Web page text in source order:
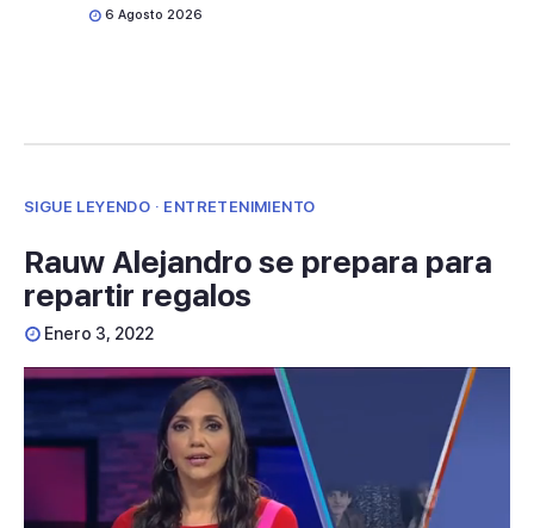
6 Agosto 2026
SIGUE LEYENDO · ENTRETENIMIENTO
Rauw Alejandro se prepara para
repartir regalos
Enero 3, 2022